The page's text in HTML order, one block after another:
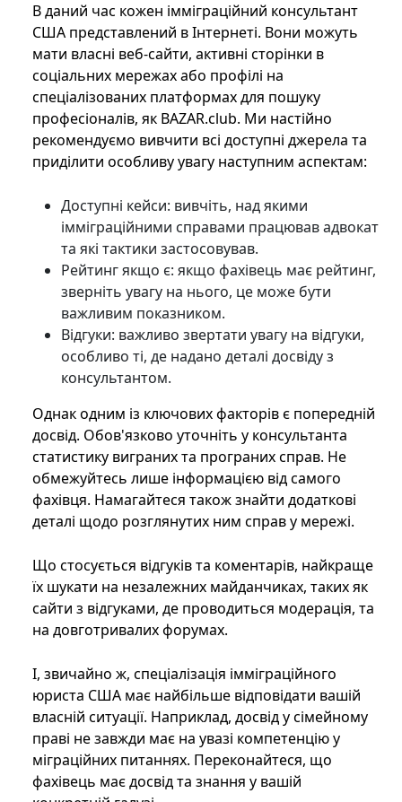
В даний час кожен імміграційний консультант
США представлений в Інтернеті. Вони можуть
мати власні веб-сайти, активні сторінки в
соціальних мережах або профілі на
спеціалізованих платформах для пошуку
професіоналів, як BAZAR.club. Ми настійно
рекомендуємо вивчити всі доступні джерела та
приділити особливу увагу наступним аспектам:
Доступні кейси: вивчіть, над якими
імміграційними справами працював адвокат
та які тактики застосовував.
Рейтинг якщо є: якщо фахівець має рейтинг,
зверніть увагу на нього, це може бути
важливим показником.
Відгуки: важливо звертати увагу на відгуки,
особливо ті, де надано деталі досвіду з
консультантом.
Однак одним із ключових факторів є попередній
досвід. Обов'язково уточніть у консультанта
статистику виграних та програних справ. Не
обмежуйтесь лише інформацією від самого
фахівця. Намагайтеся також знайти додаткові
деталі щодо розглянутих ним справ у мережі.
Що стосується відгуків та коментарів, найкраще
їх шукати на незалежних майданчиках, таких як
сайти з відгуками, де проводиться модерація, та
на довготривалих форумах.
І, звичайно ж, спеціалізація імміграційного
юриста США має найбільше відповідати вашій
власній ситуації. Наприклад, досвід у сімейному
праві не завжди має на увазі компетенцію у
міграційних питаннях. Переконайтеся, що
фахівець має досвід та знання у вашій